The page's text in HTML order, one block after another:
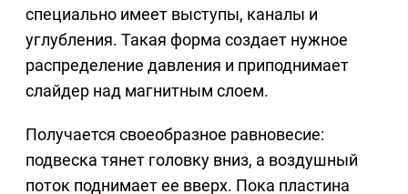
специально имеет выступы, каналы и
углубления. Такая форма создает нужное
распределение давления и приподнимает
слайдер над магнитным слоем.
Получается своеобразное равновесие:
подвеска тянет головку вниз, а воздушный
поток поднимает ее вверх. Пока пластина